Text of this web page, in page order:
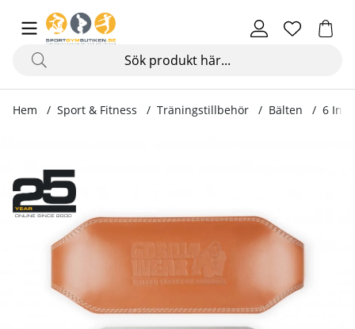
Hem Sport & Fitness Träningstillbehör Bälten 6